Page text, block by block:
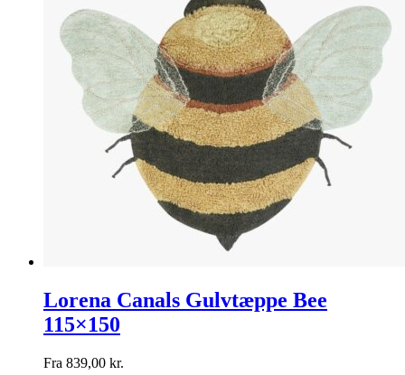
Lorena Canals Gulvtæppe Bee
115×150
Fra 839,00 kr.